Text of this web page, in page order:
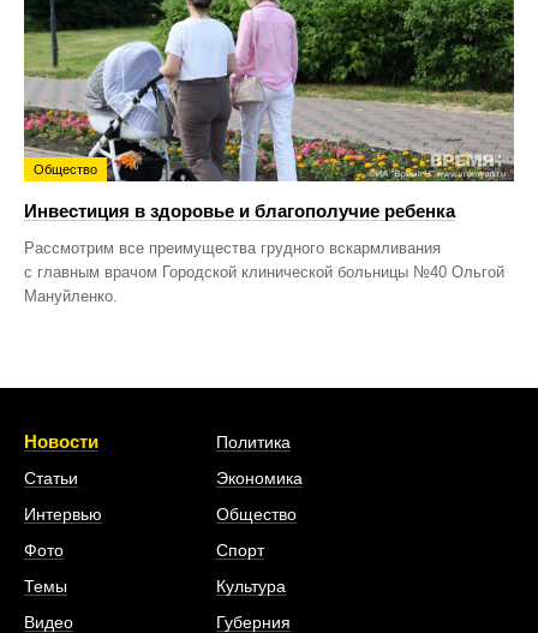
Общество
Инвестиция в здоровье и благополучие ребенка
Рассмотрим все преимущества грудного вскармливания
с главным врачом Городской клинической больницы №40 Ольгой
Мануйленко.
Новости
Статьи
Интервью
Фото
Темы
Видео
Политика
Экономика
Общество
Спорт
Культура
Губерния